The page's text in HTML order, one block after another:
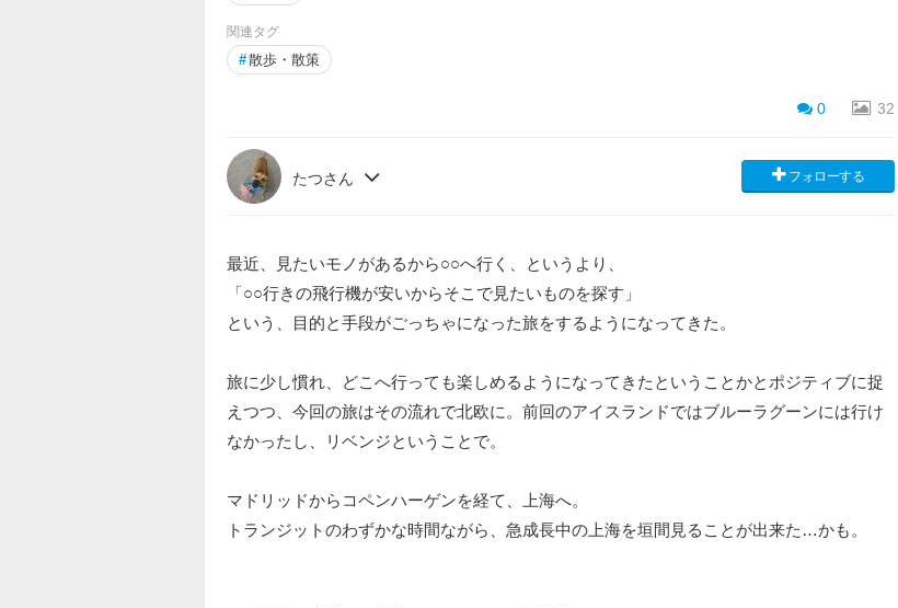
関連タグ
#散歩・散策
0 32
たつさん フォローする
最近、見たいモノがあるから○○へ行く、というより、
「○○行きの飛行機が安いからそこで見たいものを探す」
という、目的と手段がごっちゃになった旅をするようになってきた。
旅に少し慣れ、どこへ行っても楽しめるようになってきたということかとポジティブに捉
えつつ、今回の旅はその流れで北欧に。前回のアイスランドではブルーラグーンには行け
なかったし、リベンジということで。
マドリッドからコペンハーゲンを経て、上海へ。
トランジットのわずかな時間ながら、急成長中の上海を垣間見ることが出来た…かも。